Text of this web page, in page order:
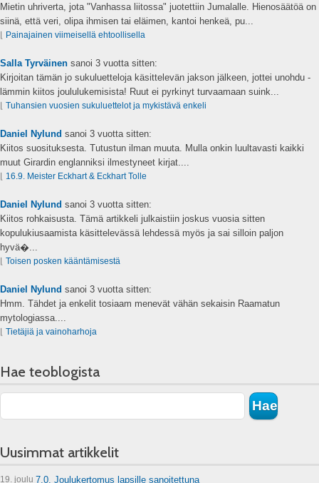
Mietin uhriverta, jota "Vanhassa liitossa" juotettiin Jumalalle. Hienosäätöä on
siinä, että veri, olipa ihmisen tai eläimen, kantoi henkeä, pu...
Painajainen viimeisellä ehtoollisella
Salla Tyrväinen sanoi 3 vuotta sitten:
Kirjoitan tämän jo sukuluetteloja käsittelevän jakson jälkeen, jottei unohdu -
lämmin kiitos joululukemisista! Ruut ei pyrkinyt turvaamaan suink...
Tuhansien vuosien sukuluettelot ja mykistävä enkeli
Daniel Nylund sanoi 3 vuotta sitten:
Kiitos suosituksesta. Tutustun ilman muuta. Mulla onkin luultavasti kaikki
muut Girardin englanniksi ilmestyneet kirjat....
16.9. Meister Eckhart & Eckhart Tolle
Daniel Nylund sanoi 3 vuotta sitten:
Kiitos rohkaisusta. Tämä artikkeli julkaistiin joskus vuosia sitten
kopulukiusaamista käsittelevässä lehdessä myös ja sai silloin paljon
hyvä�...
Toisen posken kääntämisestä
Daniel Nylund sanoi 3 vuotta sitten:
Hmm. Tähdet ja enkelit tosiaam menevät vähän sekaisin Raamatun
mytologiassa....
Tietäjiä ja vainoharhoja
Hae teoblogista
Uusimmat artikkelit
19. joulu 7.0. Joulukertomus lapsille sanoitettuna